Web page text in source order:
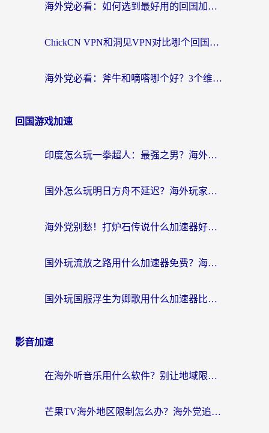
海外党必看：如何选到最好用的回国加速器？从节点到售后的全维度指南
ChickCN VPN和洞见VPN对比哪个回国效果更好？海外党亲测3款加速器+避坑指南
海外党必看：斧牛和嘀嗒哪个好？3个维度教你选对回国加速器
回国游戏加速
印度怎么玩一拳超人：最强之男？海外党国服游戏加速避坑指南
国外怎么玩明日方舟不延迟？海外玩家国服游戏加速终极指南（附DNF梦幻诛仙解决方案）
海外党别愁！打炉石传说什么加速器好用？3个实用技巧解决国服游戏卡顿
国外玩流放之路用什么加速器免费？海外党亲测有效的国服游戏加速指南
国外玩国服浮生为卿歌用什么加速器比较好？海外党亲测不踩坑指南
影音加速
在海外听音乐用什么软件？别让地域限制断了你的华语歌单
芒果TV海外地区限制怎么办？海外党追剧看片的实用加速器选择指南